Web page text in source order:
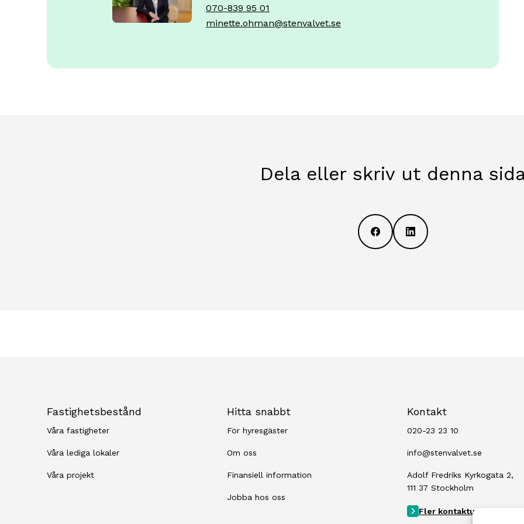
070-839 95 01
minette.ohman@stenvalvet.se
Dela eller skriv ut denna
Fastighetsbestånd
Våra fastigheter
Våra lediga lokaler
Våra projekt
Hitta snabbt
För hyresgäster
Om oss
Finansiell information
Jobba hos oss
Kontakt
020-23 23 10
info@stenvalvet.se
Adolf Fredriks Kyrkogata 2,
111 37 Stockholm
Fler kontaktuppgifter